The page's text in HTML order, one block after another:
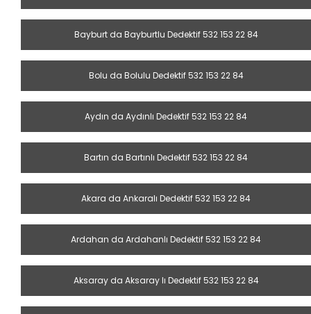
Bayburt da Bayburtlu Dedektif 532 153 22 84
Bolu da Bolulu Dedektif 532 153 22 84
Aydın da Aydınlı Dedektif 532 153 22 84
Bartın da Bartınlı Dedektif 532 153 22 84
Akara da Ankaralı Dedektif 532 153 22 84
Ardahan da Ardahanlı Dedektif 532 153 22 84
Aksaray da Aksaray lı Dedektif 532 153 22 84